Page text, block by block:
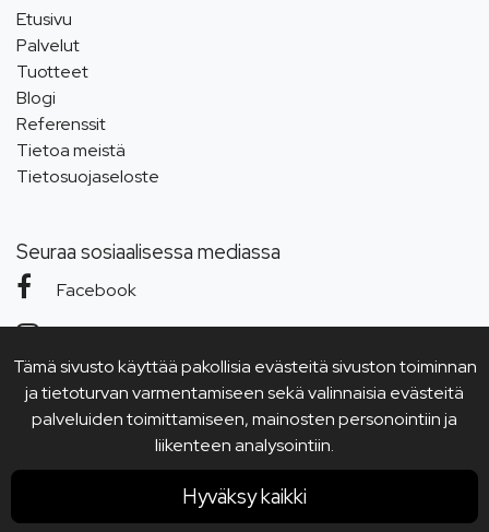
Tämä sivusto käyttää pakollisia evästeitä sivuston toiminnan
ja tietoturvan varmentamiseen sekä valinnaisia evästeitä
palveluiden toimittamiseen, mainosten personointiin ja
liikenteen analysointiin.
Hyväksy kaikki
Etusivu
Palvelut
Tuotteet
Blogi
Referenssit
Tietoa meistä
Tietosuojaseloste
Seuraa sosiaalisessa mediassa
Facebook
YouTube